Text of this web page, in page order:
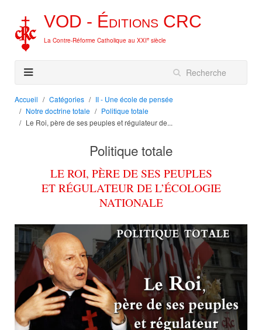
VOD - Éditions CRC
La Contre-Réforme Catholique au XXIe siècle
Accueil Catégories
II - Une école de pensée
Notre doctrine totale
Politique totale
Le Roi, père de ses peuples et régulateur de...
Politique totale
LE ROI, PÈRE DE SES PEUPLES
ET RÉGULATEUR DE L’ÉCOLOGIE
NATIONALE